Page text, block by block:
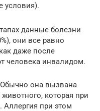
условия).
данные болезни
они все равно
даже после
человека инвалидом.
Обычно она вызвана
которая при
Аллергия при этом